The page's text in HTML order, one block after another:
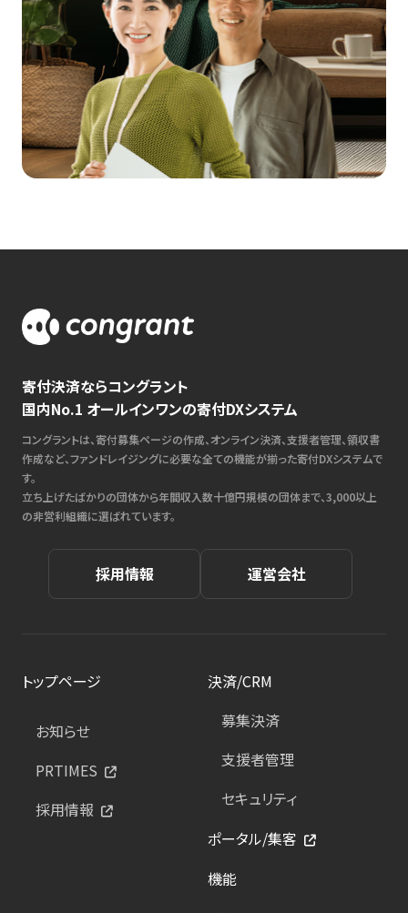
寄付決済ならコングラント
国内No.1 オールインワンの寄付DXシステム
コングラントは、寄付募集ページの作成、オンライン決済、支援者管理、領収書
作成など、ファンドレイジングに必要な全ての機能が揃った寄付DXシステムで
す。
立ち上げたばかりの団体から年間収入数十億円規模の団体まで、3,000以上
の非営利組織に選ばれています。
採用情報 運営会社
トップページ
お知らせ
PRTIMES
採用情報
決済/CRM
募集決済
支援者管理
セキュリティ
ポータル/集客
機能